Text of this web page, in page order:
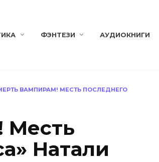
ФЭНТЕЗИ АУДИОКНИГИ
ВАМПИРАМ! МЕСТЬ ПОСЛЕДНЕГО
Месть
Натали